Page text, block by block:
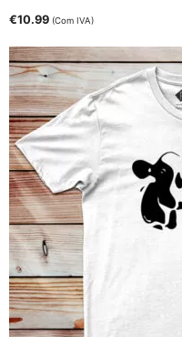
€10.99 (Com IVA)